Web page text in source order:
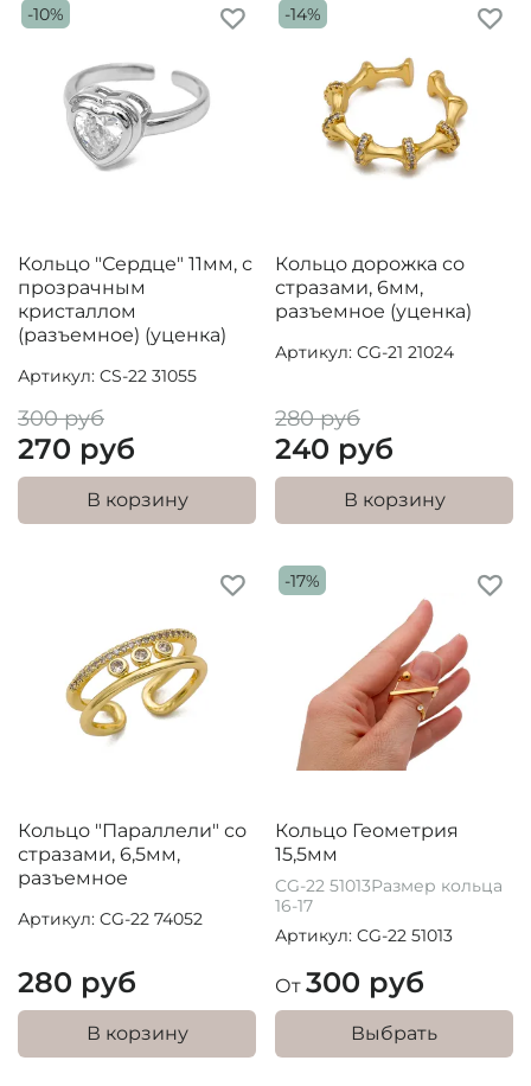
-10%
Кольцо "Сердце" 11мм, с
прозрачным
кристаллом
(разъемное) (уценка)
Артикул: CS-22 31055
300 руб
270 руб
В корзину
-14%
Кольцо дорожка со
стразами, 6мм,
разъемное (уценка)
Артикул: CG-21 21024
280 руб
240 руб
В корзину
Кольцо "Параллели" со
стразами, 6,5мм,
разъемное
Артикул: CG-22 74052
280 руб
В корзину
-17%
Кольцо Геометрия
15,5мм
CG-22 51013Размер кольца
16-17
Артикул: CG-22 51013
От 300 руб
Выбрать